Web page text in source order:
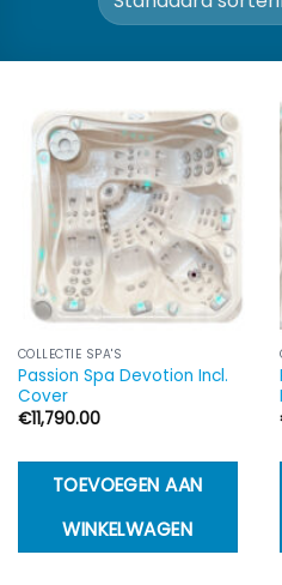
COLLECTIE SPA'S
Passion Spa Devotion Incl.
Cover
€11,790.00
TOEVOEGEN AAN
WINKELWAGEN